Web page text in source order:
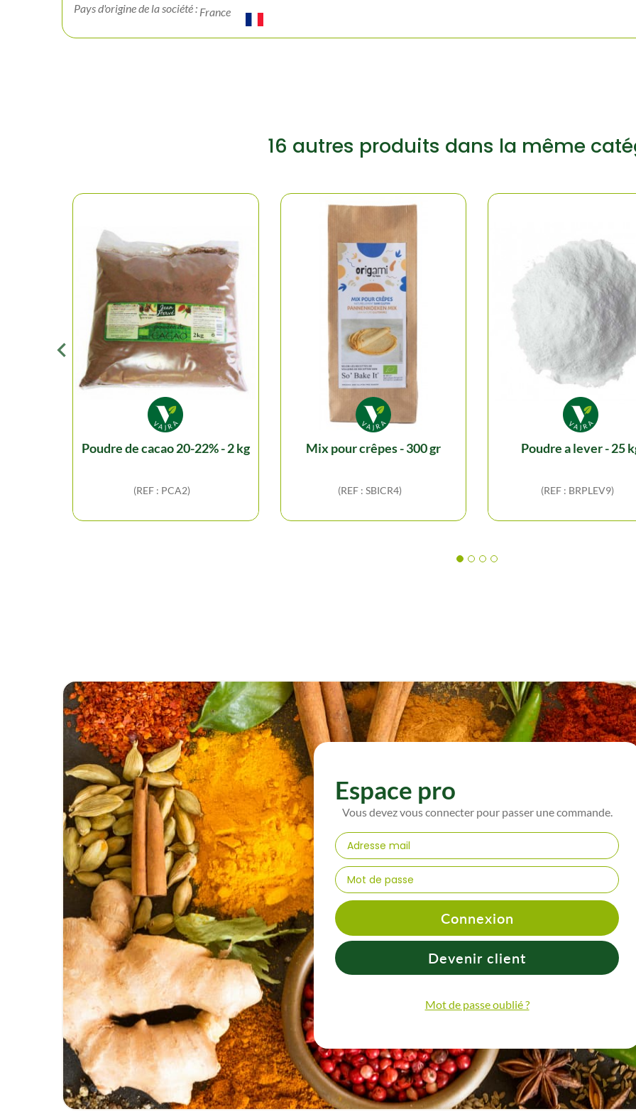
Pays d'origine de la société : France
16 autres produits dans la même
poudre de cacao 20-22% - 2 kg
(REF : PCA2)
mix pour crêpes - 300 gr
(REF : SBICR4)
poudre a lever - 25
(REF : BRPLEV9)
Espace pro
Vous devez vous connecter pour passer une commande.
Connexion
Devenir client
Mot de passe oublié ?